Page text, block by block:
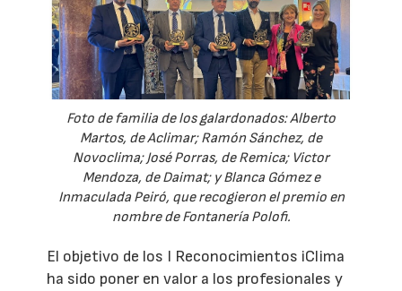
Foto de familia de los galardonados: Alberto
Martos, de Aclimar; Ramón Sánchez, de
Novoclima; José Porras, de Remica; Victor
Mendoza, de Daimat; y Blanca Gómez e
Inmaculada Peiró, que recogieron el premio en
nombre de Fontanería Polofi.
El objetivo de los I Reconocimientos iClima
ha sido poner en valor a los profesionales y